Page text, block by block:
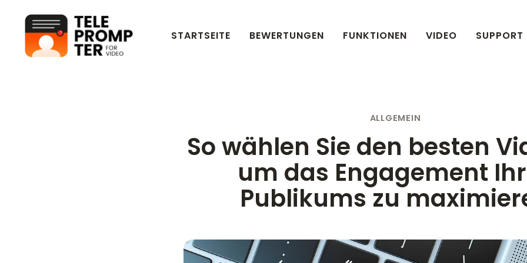
Teleprompter für Videos STARTSEITE BEWERTUNGEN FUNKTIONEN VIDEO SUPPORT
ALLGEMEIN
So wählen Sie den besten
um das Engagement
Publikums zu